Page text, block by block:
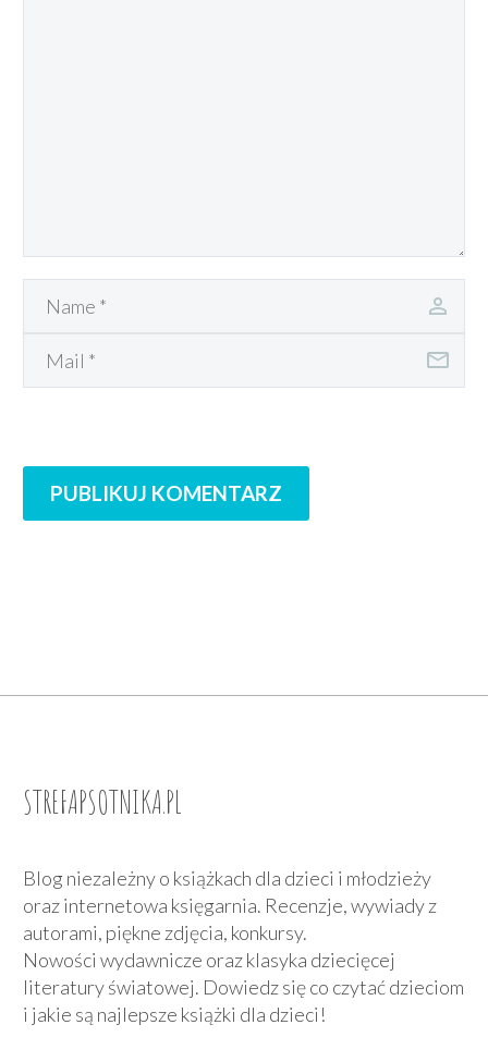
PUBLIKUJ KOMENTARZ
STREFAPSOTNIKA.PL
Blog niezależny o książkach dla dzieci i młodzieży
oraz internetowa księgarnia. Recenzje, wywiady z
autorami, piękne zdjęcia, konkursy.
Nowości wydawnicze oraz klasyka dziecięcej
literatury światowej. Dowiedz się co czytać dzieciom
i jakie są najlepsze książki dla dzieci!